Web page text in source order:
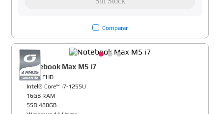
Comparar
Notebook Max M5 i7
15,6" FHD
Intel® Core™ i7-1255U
16GB RAM
SSD 480GB